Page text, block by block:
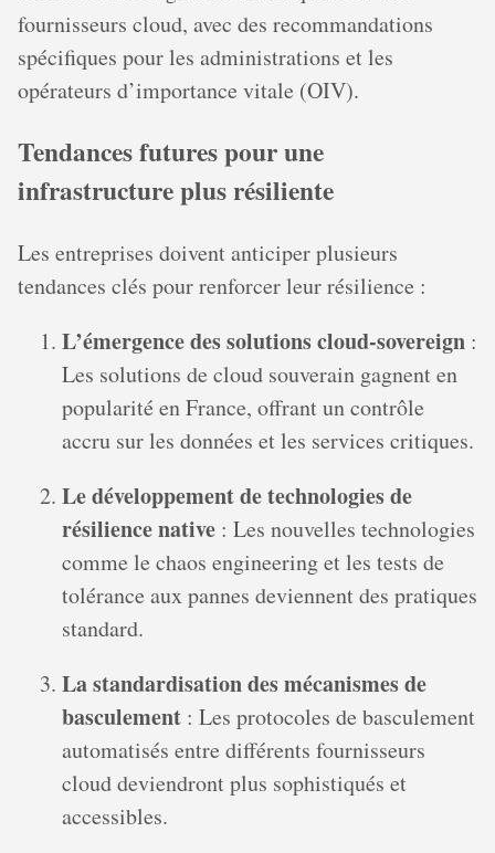
fournisseurs cloud, avec des recommandations
spécifiques pour les administrations et les
opérateurs d’importance vitale (OIV).
Tendances futures pour une
infrastructure plus résiliente
Les entreprises doivent anticiper plusieurs
tendances clés pour renforcer leur résilience :
L’émergence des solutions cloud-sovereign :
Les solutions de cloud souverain gagnent en
popularité en France, offrant un contrôle
accru sur les données et les services critiques.
Le développement de technologies de
résilience native : Les nouvelles technologies
comme le chaos engineering et les tests de
tolérance aux pannes deviennent des pratiques
standard.
La standardisation des mécanismes de
basculement : Les protocoles de basculement
automatisés entre différents fournisseurs
cloud deviendront plus sophistiqués et
accessibles.